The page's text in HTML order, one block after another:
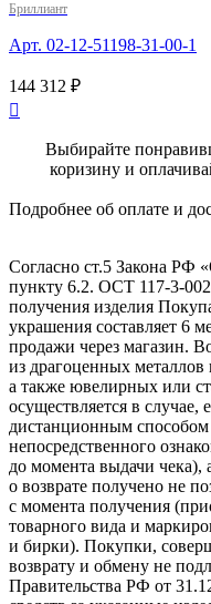
Бриллиант
Арт. 02-12-51198-31-00-1
144 312 ₽

Выбирайте
коризину и
Подробнее об оплате и
Согласно ст.5 Закона РФ
пункту 6.2. ОСТ 117-3-
получения изделия
украшения составляет 6
продажи через магазин.
из драгоценных
а также ювелирных или
осуществляется в случае,
дистанционным
непосредственного
до момента выдачи чека),
о возврате получено не
с момента получения
товарного вида и
и бирки). Покупки,
возврату и обмену не
Правительства РФ от